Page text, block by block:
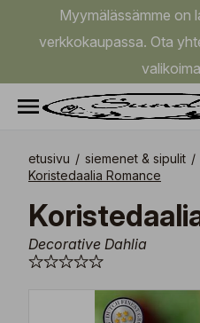
Myymälässämme on
verkkokaupassa. Ota
etusivu / siemenet & sipulit /
Koristedaalia Romance
Decorative Dahlia